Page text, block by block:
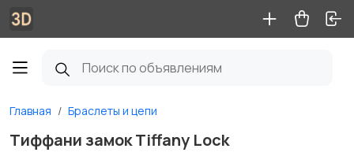
Главная Браслеты и цепи
Тиффани замок Tiffany Lock